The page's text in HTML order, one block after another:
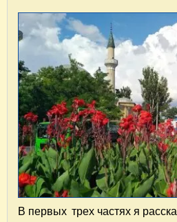
В первых трех частях я